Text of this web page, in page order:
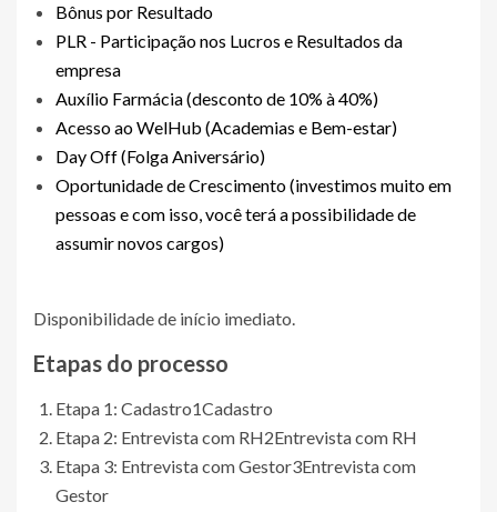
Bônus por Resultado
PLR - Participação nos Lucros e Resultados da
empresa
Auxílio Farmácia (desconto de 10% à 40%)
Acesso ao WelHub (Academias e Bem-estar)
Day Off (Folga Aniversário)
Oportunidade de Crescimento (investimos muito em
pessoas e com isso, você terá a possibilidade de
assumir novos cargos)
Disponibilidade de início imediato.
Etapas do processo
Etapa 1: Cadastro1Cadastro
Etapa 2: Entrevista com RH2Entrevista com RH
Etapa 3: Entrevista com Gestor3Entrevista com
Gestor